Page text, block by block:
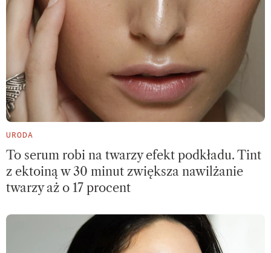
URODA
To serum robi na twarzy efekt podkładu. Tint
z ektoiną w 30 minut zwiększa nawilżanie
twarzy aż o 17 procent